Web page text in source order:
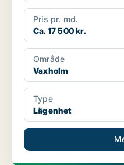
Pris pr. md.
Ca. 17 500 kr.
Område
Vaxholm
Type
Lägenhet